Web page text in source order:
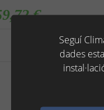
€ ( IVA No Inclòs )
Seguí
dades